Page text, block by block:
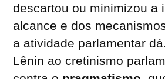
descartou ou minimizou a
alcance e dos
a atividade parlamentar
Lênin ao cretinismo